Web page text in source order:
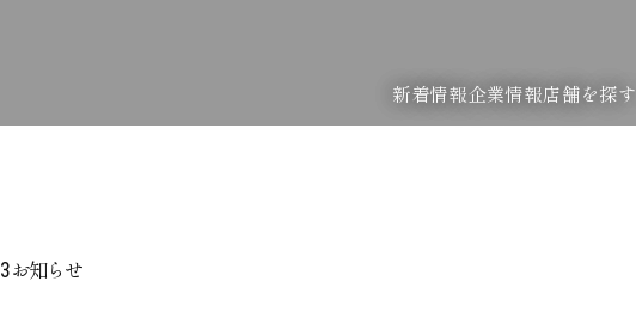
新着情報企業情報店舗を探す
お知らせ